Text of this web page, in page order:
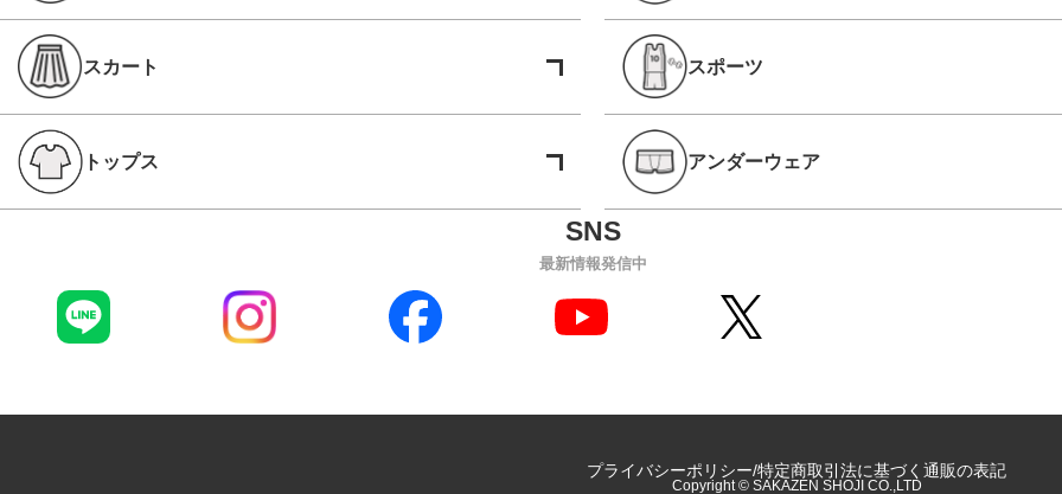
スカート スポーツ
トップス アンダーウェア
最新情報発信中
プライバシーポリシー 特定商取引法に基づく通販の表記
Copyright © SAKAZEN SHOJI CO.,LTD